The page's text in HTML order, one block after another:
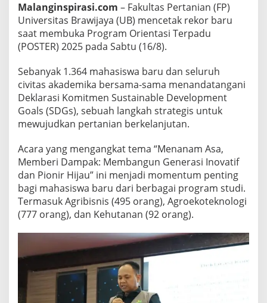
4
M
a
h
s
i
s
w
B
a
r
u
T
a
n
a
Malanginspirasi.com – Fakultas Pertanian (FP)
Universitas Brawijaya (UB) mencetak rekor baru
saat membuka Program Orientasi Terpadu
(POSTER) 2025 pada Sabtu (16/8).
Sebanyak 1.364 mahasiswa baru dan seluruh
civitas akademika bersama-sama menandatangani
Deklarasi Komitmen Sustainable Development
Goals (SDGs), sebuah langkah strategis untuk
mewujudkan pertanian berkelanjutan.
Acara yang mengangkat tema “Menanam Asa,
Memberi Dampak: Membangun Generasi Inovatif
dan Pionir Hijau” ini menjadi momentum penting
bagi mahasiswa baru dari berbagai program studi.
Termasuk Agribisnis (495 orang), Agroekoteknologi
(777 orang), dan Kehutanan (92 orang).